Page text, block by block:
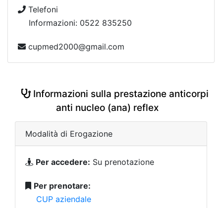
Telefoni
Informazioni: 0522 835250
cupmed2000@gmail.com
Informazioni sulla prestazione anticorpi
anti nucleo (ana) reflex
Modalità di Erogazione
Per accedere: Su prenotazione
Per prenotare:
CUP aziendale